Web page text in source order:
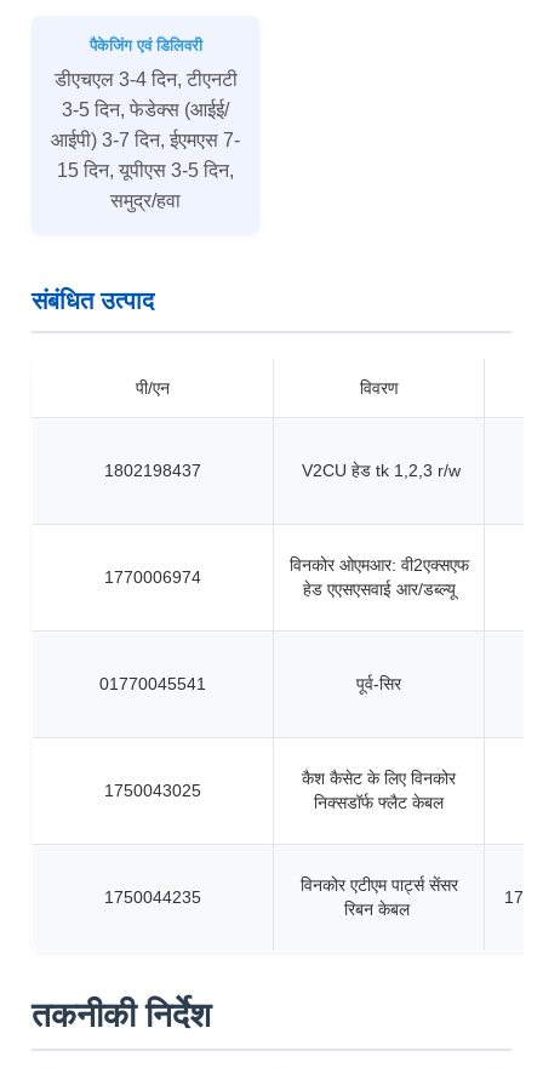
पैकेजिंग एवं डिलिवरी
डीएचएल 3-4 दिन, टीएनटी
3-5 दिन, फेडेक्स (आईई/
आईपी) 3-7 दिन, ईएमएस 7-
15 दिन, यूपीएस 3-5 दिन,
समुद्र/हवा
संबंधित उत्पाद
पी/एन विवरण
1802198437 V2CU हेड tk 1,2,3 r/w
1770006974
विनकोर ओएमआर: वी2एक्सएफ
हेड एएसएसवाई आर/डब्ल्यू
01770045541 पूर्व-सिर
1750043025
कैश कैसेट के लिए विनकोर
निक्सडॉर्फ फ्लैट केबल
1750044235
विनकोर एटीएम पार्ट्स सेंसर
रिबन केबल
तकनीकी निर्देश